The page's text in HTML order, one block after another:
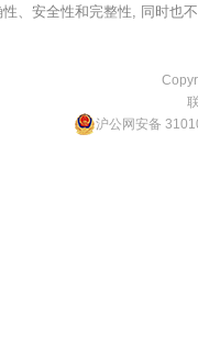
、安全性和完整性, 同时也
沪公网安备